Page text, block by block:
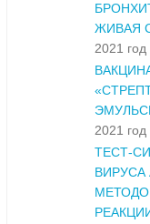
ЖИВАЯ
2021 год
2021 год
ТЕСТ-